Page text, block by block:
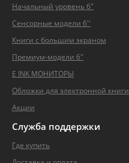
Начальный уровень 6"
Сенсорные модели 6''
Книги с большим экраном
Премиум-модели 6"
E INK МОНИТОРЫ
Обложки для электронной книги
Акции
Служба поддержки
Где купить